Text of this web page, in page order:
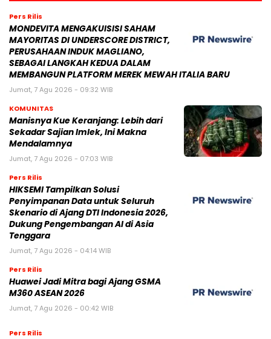
Pers Rilis
MONDEVITA MENGAKUISISI SAHAM
MAYORITAS DI UNDERSCORE DISTRICT,
PERUSAHAAN INDUK MAGLIANO,
SEBAGAI LANGKAH KEDUA DALAM
MEMBANGUN PLATFORM MEREK MEWAH ITALIA BARU
Jumat, 7 Agu 2026 - 09:32 WIB
KOMUNITAS
Manisnya Kue Keranjang: Lebih dari
Sekadar Sajian Imlek, Ini Makna
Mendalamnya
Jumat, 7 Agu 2026 - 07:03 WIB
Pers Rilis
HIKSEMI Tampilkan Solusi
Penyimpanan Data untuk Seluruh
Skenario di Ajang DTI Indonesia 2026,
Dukung Pengembangan AI di Asia
Tenggara
Jumat, 7 Agu 2026 - 04:14 WIB
Pers Rilis
Huawei Jadi Mitra bagi Ajang GSMA
M360 ASEAN 2026
Jumat, 7 Agu 2026 - 00:42 WIB
Pers Rilis